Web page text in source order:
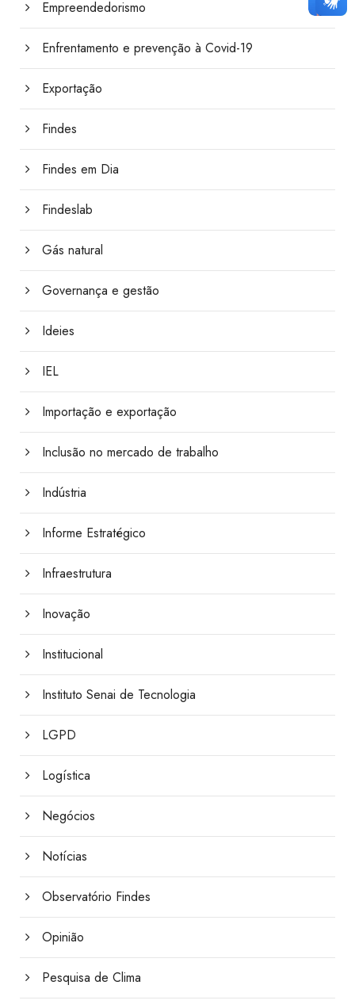
Empreendedorismo
Enfrentamento e prevenção à Covid-19
Exportação
Findes
Findes em Dia
Findeslab
Gás natural
Governança e gestão
Ideies
IEL
Importação e exportação
Inclusão no mercado de trabalho
Indústria
Informe Estratégico
Infraestrutura
Inovação
Institucional
Instituto Senai de Tecnologia
LGPD
Logística
Negócios
Notícias
Observatório Findes
Opinião
Pesquisa de Clima